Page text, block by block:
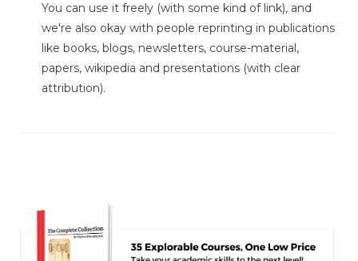
You can use it freely (with some kind of link), and
we're also okay with people reprinting in publications
like books, blogs, newsletters, course-material,
papers, wikipedia and presentations (with clear
attribution).